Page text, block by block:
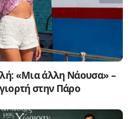
«Μια άλλη Νάουσα» –
στην Πάρο